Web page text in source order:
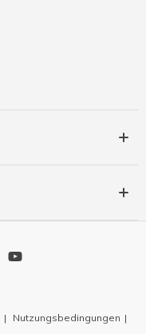
Nutzungsbedingungen